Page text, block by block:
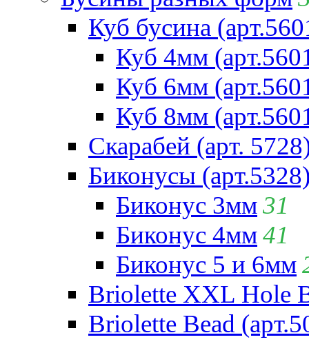
Куб бусина
Куб 4мм
Куб 6мм
Куб 8мм
Скарабей (арт.
Биконусы
Биконус 3мм31
Биконус 4мм41
Биконус 5 и 6мм
Briolette XXL Hole
Briolette Bead